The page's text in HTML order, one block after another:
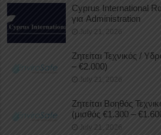
Cyprus International
για Administration
July 21, 2026
Ζητείται Τεχνικός /
– €2.000)
July 21, 2026
Ζητείται Βοηθός
(μισθός €1.300 –
July 21, 2026